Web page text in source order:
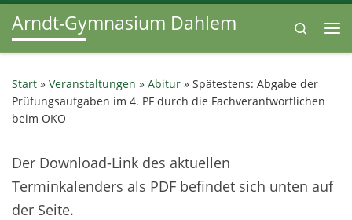
Zum Inhalt springen
Arndt-Gymnasium Dahlem
Search
Start » Veranstaltungen » Abitur » Spätestens: Abgabe der
Prüfungsaufgaben im 4. PF durch die Fachverantwortlichen
beim OKO
Der Download-Link des aktuellen
Terminkalenders als PDF befindet sich unten auf
der Seite.